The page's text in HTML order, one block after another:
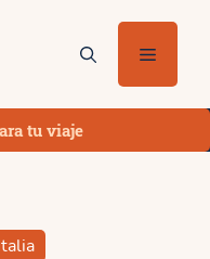
Menú
tu viaje